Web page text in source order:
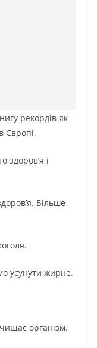
рекордів як
Євpопі.
здоpов’я і
Більше
усунути жирне.
opганізм.